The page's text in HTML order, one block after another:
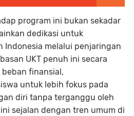
program ini bukan sekadar
dedikasi untuk
Indonesia melalui penjaringan
UKT penuh ini secara
finansial,
untuk lebih fokus pada
diri tanpa terganggu oleh
sejalan dengan tren umum di